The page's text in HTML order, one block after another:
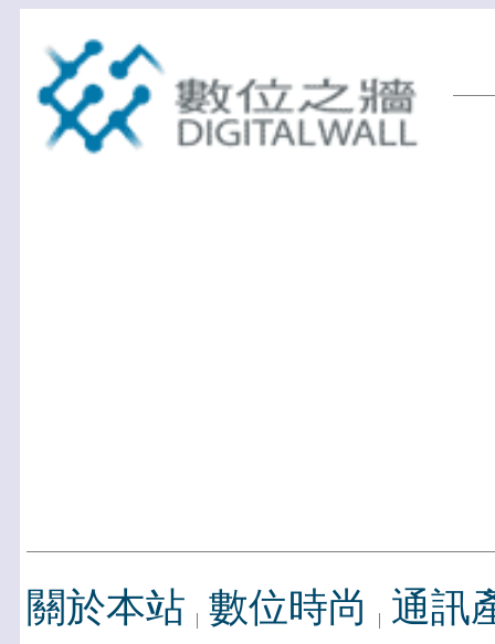
關於本站 數位時尚
通訊